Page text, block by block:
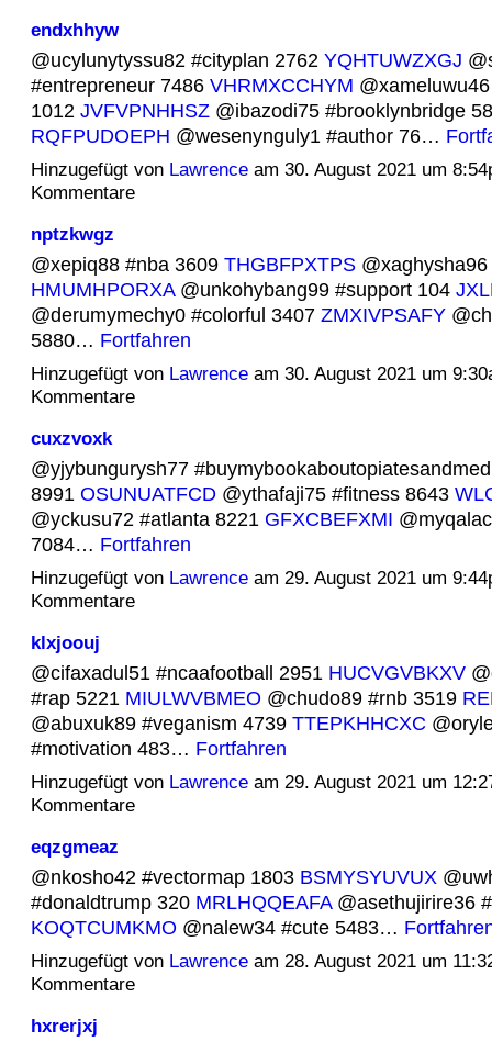
endxhhyw
@ucylunytyssu82 #cityplan 2762 YQHTUWZXGJ
#entrepreneur 7486 VHRMXCCHYM
1012 JVFVPNHHSZ@ibazodi75 #brooklynbridge
RQFPUDOEPH @wesenynguly1 #author 76…
Hinzugefügt von Lawrenceam 30. August 2021 um
Kommentare
nptzkwgz
@xepiq88 #nba 3609 THGBFPXTPS@xaghysha96
HMUMHPORXA@unkohybang99 #support 104
@derumymechy0 #colorful 3407 ZMXIVPSAFY
5880… Fortfahren
Hinzugefügt von Lawrenceam 30. August 2021 um
Kommentare
cuxzvoxk
@yjybungurysh77
8991 OSUNUATFCD@ythafaji75 #fitness 8643
@yckusu72 #atlanta 8221 GFXCBEFXMI
7084… Fortfahren
Hinzugefügt von Lawrenceam 29. August 2021 um
Kommentare
klxjoouj
@cifaxadul51 #ncaafootball 2951 HUCVGVBKXV
#rap 5221 MIULWVBMEO @chudo89 #rnb 3519
@abuxuk89 #veganism 4739 TTEPKHHCXC
#motivation 483… Fortfahren
Hinzugefügt von Lawrenceam 29. August 2021 um
Kommentare
eqzgmeaz
@nkosho42 #vectormap 1803 BSMYSYUVUX
#donaldtrump 320 MRLHQQEAFA@asethujirire36
KOQTCUMKMO @nalew34 #cute 5483…
Hinzugefügt von Lawrenceam 28. August 2021 um
Kommentare
hxrerjxj